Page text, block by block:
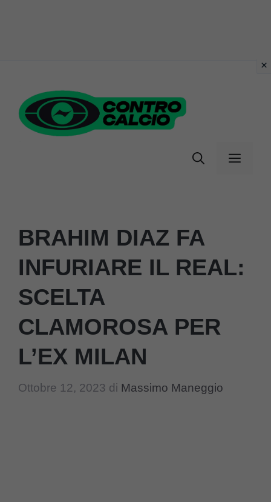
contenuto
Menu
BRAHIM DIAZ FA
INFURIARE IL REAL:
SCELTA
CLAMOROSA PER
L’EX MILAN
Ottobre 12, 2023 di Massimo Maneggio